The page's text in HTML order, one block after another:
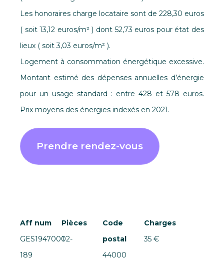
Les honoraires charge locataire sont de 228,30 euros
( soit 13,12 euros/m² ) dont 52,73 euros pour état des
lieux ( soit 3,03 euros/m² ).
Logement à consommation énergétique excessive.
Montant estimé des dépenses annuelles d’énergie
pour un usage standard : entre 428 et 578 euros.
Prix moyens des énergies indexés en 2021.
Prendre rendez-vous
Aff num
GES19470002-
189
Pièces
1
Code
postal
44000
Charges
35 €